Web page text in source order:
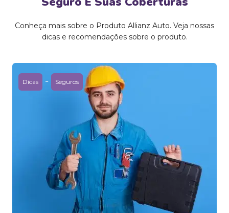
Conheça mais sobre o Produto Allianz Auto. Veja nossas
dicas e recomendações sobre o produto.
Dicas - Seguros